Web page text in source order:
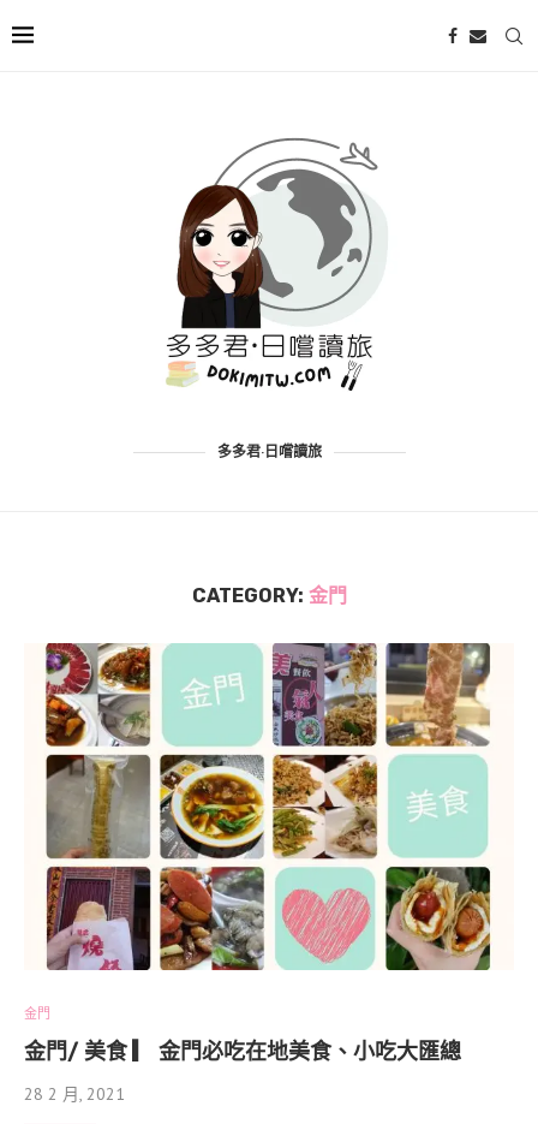
多多君·日嚐讀旅
CATEGORY: 金門
金門
金門/ 美食 ▎ 金門必吃在地美食、小吃大匯總
28 2 月, 2021